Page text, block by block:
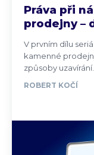
Práva při
prodejny –
V prvním dílu
kamenné
způsoby uzavírání...
ROBERT KOČÍ